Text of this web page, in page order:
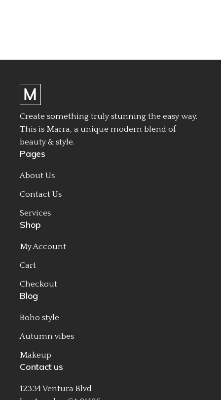
Create something truly stunning the easy way.
This is Marra, a unique modern blend of
beauty & style.
Pages
About Us
Contact Us
Services
Shop
My Account
Cart
Checkout
Blog
Boho style
Autumn vibes
Makeup
Contact us
12334 Ventura Blvd